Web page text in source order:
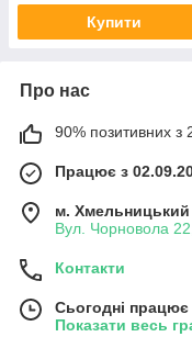
Купити
Про нас
90% позитивних з
Працює з
м. Хмельницький
Вул. Чорновола
Контакти
Сьогодні
Показати весь